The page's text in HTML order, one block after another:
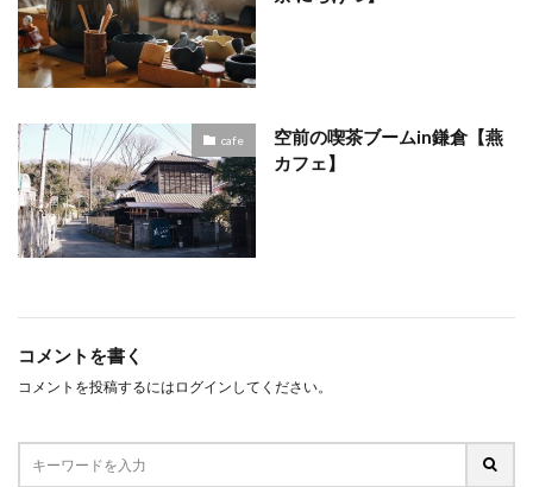
cafe
空前の喫茶ブームin鎌倉【燕
カフェ】
コメントを書く
コメントを投稿するには ログイン してください。